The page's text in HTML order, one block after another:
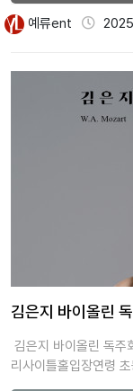
예류ent
김은지 바이올린
김은지 바이올린 독
리사이틀홀입장연령